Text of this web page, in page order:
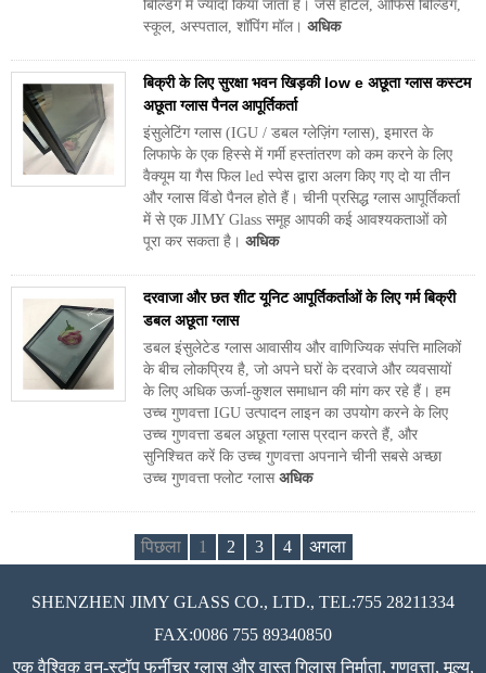
बिल्डिंग में ज्यादा किया जाता है। जैसे होटल, ऑफिस बिल्डिंग,
स्कूल, अस्पताल, शॉपिंग मॉल। अधिक
बिक्री के लिए सुरक्षा भवन खिड़की low e अछूता ग्लास कस्टम
अछूता ग्लास पैनल आपूर्तिकर्ता
इंसुलेटिंग ग्लास (IGU / डबल ग्लेज़िंग ग्लास), इमारत के
लिफाफे के एक हिस्से में गर्मी हस्तांतरण को कम करने के लिए
वैक्यूम या गैस फिल led स्पेस द्वारा अलग किए गए दो या तीन
और ग्लास विंडो पैनल होते हैं। चीनी प्रसिद्ध ग्लास आपूर्तिकर्ता
में से एक JIMY Glass समूह आपकी कई आवश्यकताओं को
पूरा कर सकता है। अधिक
दरवाजा और छत शीट यूनिट आपूर्तिकर्ताओं के लिए गर्म बिक्री
डबल अछूता ग्लास
डबल इंसुलेटेड ग्लास आवासीय और वाणिज्यिक संपत्ति मालिकों
के बीच लोकप्रिय है, जो अपने घरों के दरवाजे और व्यवसायों
के लिए अधिक ऊर्जा-कुशल समाधान की मांग कर रहे हैं। हम
उच्च गुणवत्ता IGU उत्पादन लाइन का उपयोग करने के लिए
उच्च गुणवत्ता डबल अछूता ग्लास प्रदान करते हैं, और
सुनिश्चित करें कि उच्च गुणवत्ता अपनाने चीनी सबसे अच्छा
उच्च गुणवत्ता फ्लोट ग्लास अधिक
पिछला 1 2 3 4 अगला
SHENZHEN JIMY GLASS CO., LTD., TEL:755 28211334
FAX:0086 755 89340850
एक वैश्विक वन-स्टॉप फर्नीचर ग्लास और वास्तु गिलास निर्माता, गुणवत्ता, मूल्य,